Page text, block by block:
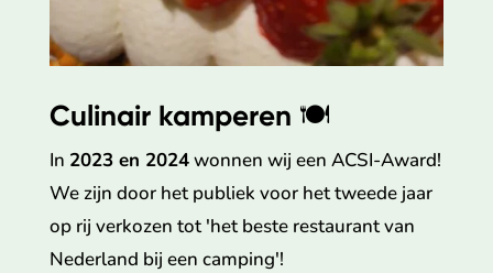
Culinair kamperen 🍽️
In 2023 en 2024wonnen wij een ACSI-Award!
We zijn door het publiek voor het tweede jaar
op rij verkozen tot 'het beste restaurant van
Nederland bij een camping'!